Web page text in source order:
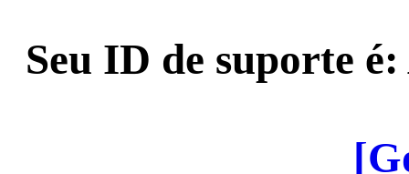
Seu ID de suporte